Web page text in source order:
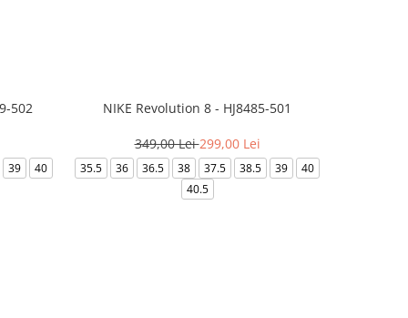
502
39 40
NIKE Revolution 8 - HJ8485-501
349,00 Lei299,00 Lei
35.5 36 36.5 38 37.5 38.5 39
40
40.5